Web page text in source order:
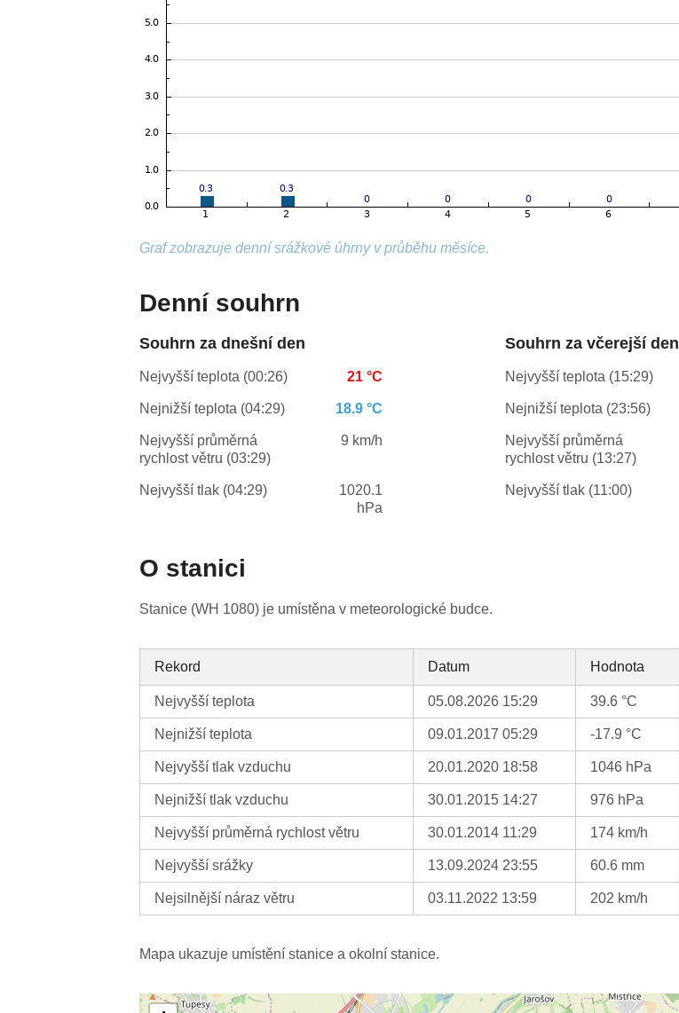
Graf zobrazuje denní srážkové úhrny v průběhu měsíce.
Denní souhrn
Souhrn za dnešní den
Nejvyšší teplota (00:26) 21 °C
Nejnižší teplota (04:29) 18.9 °C
Nejvyšší průměrná
rychlost větru (03:29)
9 km/h
Nejvyšší tlak (04:29)
1020.1
hPa
Souhrn za včerejší den
Nejvyšší teplota (15:29)
Nejnižší teplota (23:56)
Nejvyšší průměrná
rychlost větru (13:27)
Nejvyšší tlak (11:00)
O stanici
Stanice (WH 1080) je umístěna v meteorologické budce.
Rekord Datum Hodnota
Nejvyšší teplota 05.08.2026 15:29 39.6 °C
Nejnižší teplota 09.01.2017 05:29 -17.9 °C
Nejvyšší tlak vzduchu 20.01.2020 18:58 1046 hPa
Nejnižší tlak vzduchu 30.01.2015 14:27 976 hPa
Nejvyšší průměrná rychlost větru 30.01.2014 11:29 174 km/h
Nejvyšší srážky 13.09.2024 23:55 60.6 mm
Nejsilnější náraz větru 03.11.2022 13:59 202 km/h
Mapa ukazuje umístění stanice a okolní stanice.